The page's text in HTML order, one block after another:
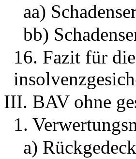
aa)
bb)
16. Fazit für
III. BAV ohne
1.
a)